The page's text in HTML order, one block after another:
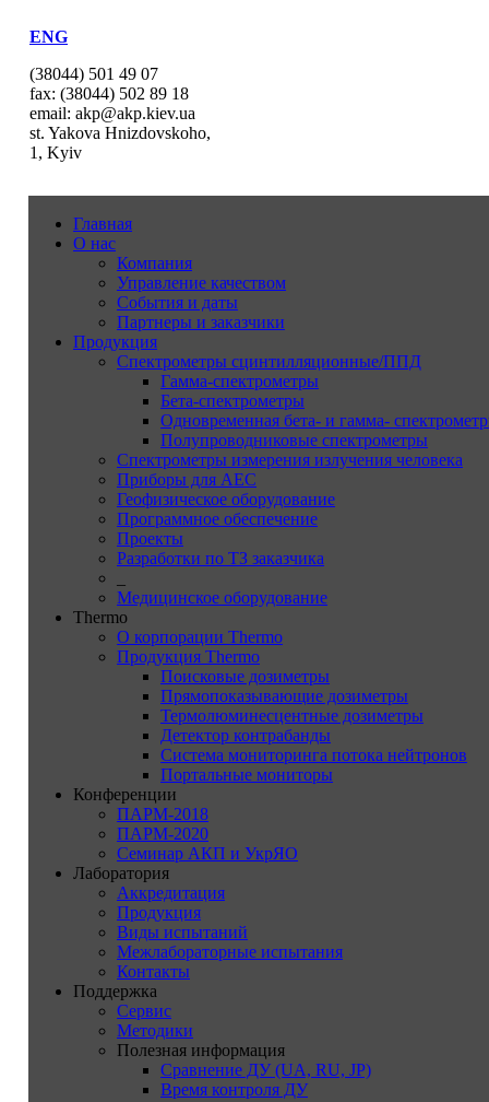
ENG
(38044) 501 49 07
fax: (38044) 502 89 18
email: akp@akp.kiev.ua
st. Yakova Hnizdovskoho,
1, Kyiv
Главная
О нас
Компания
Управление качеством
События и даты
Партнеры и заказчики
Продукция
Спектрометры сцинтилляционные/ППД
Гамма-спектрометры
Бета-спектрометры
Одновременная бета- и гамма-
Полупроводниковые спектрометры
Спектрометры измерения излучения человека
Приборы для АЕС
Геофизическое оборудование
Программное обеспечение
Проекты
Разработки по ТЗ заказчика
Медицинское оборудование
Thermo
О корпорации Thermo
Продукция Thermo
Поисковые дозиметры
Прямопоказывающие дозиметры
Термолюминесцентные дозиметры
Детектор контрабанды
Система мониторинга потока нейтронов
Портальные мониторы
Конференции
ПАРМ-2018
ПАРМ-2020
Семинар АКП и УкрЯО
Лаборатория
Аккредитация
Продукция
Виды испытаний
Межлабораторные испытания
Контакты
Поддержка
Сервис
Методики
Полезная информация
Сравнение ДУ (UA, RU, JP)
Время контроля ДУ